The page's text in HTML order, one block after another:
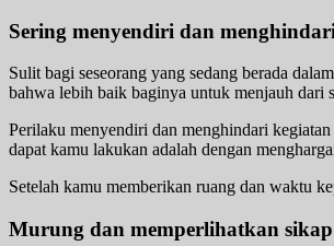
Sering menyendiri dan
Sulit bagi seseorang yang sedang berada
bahwa lebih baik baginya untuk menjauh dari
Perilaku menyendiri dan menghindari
dapat kamu lakukan adalah dengan
Setelah kamu memberikan ruang dan waktu
Murung dan memperlihatkan